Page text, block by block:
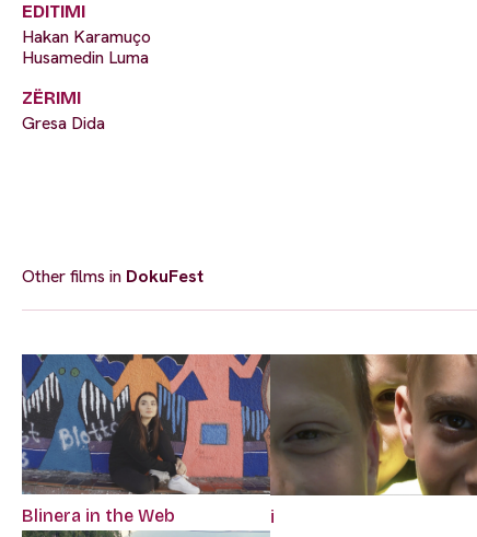
EDITIMI
Hakan Karamuço
Husamedin Luma
ZËRIMI
Gresa Dida
Other films in DokuFest
Blinera in the Web i